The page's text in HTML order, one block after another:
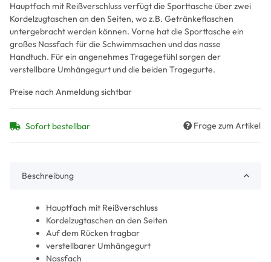
Hauptfach mit Reißverschluss verfügt die Sporttasche über zwei
Kordelzugtaschen an den Seiten, wo z.B. Getränkeflaschen
untergebracht werden können. Vorne hat die Sporttasche ein
großes Nassfach für die Schwimmsachen und das nasse
Handtuch. Für ein angenehmes Tragegefühl sorgen der
verstellbare Umhängegurt und die beiden Tragegurte.
Preise nach Anmeldung sichtbar
Sofort bestellbar Frage zum Artikel
Beschreibung
Hauptfach mit Reißverschluss
Kordelzugtaschen an den Seiten
Auf dem Rücken tragbar
verstellbarer Umhängegurt
Nassfach